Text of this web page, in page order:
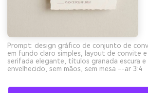
Prompt: design gráfico de conjunto de
em fundo claro simples, layout de convite e
serifada elegante, títulos granada escura e
envelhecido, sem mãos, sem mesa --ar 3:4